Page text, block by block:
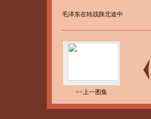
毛泽东在转战陕北途中
<<上一图集